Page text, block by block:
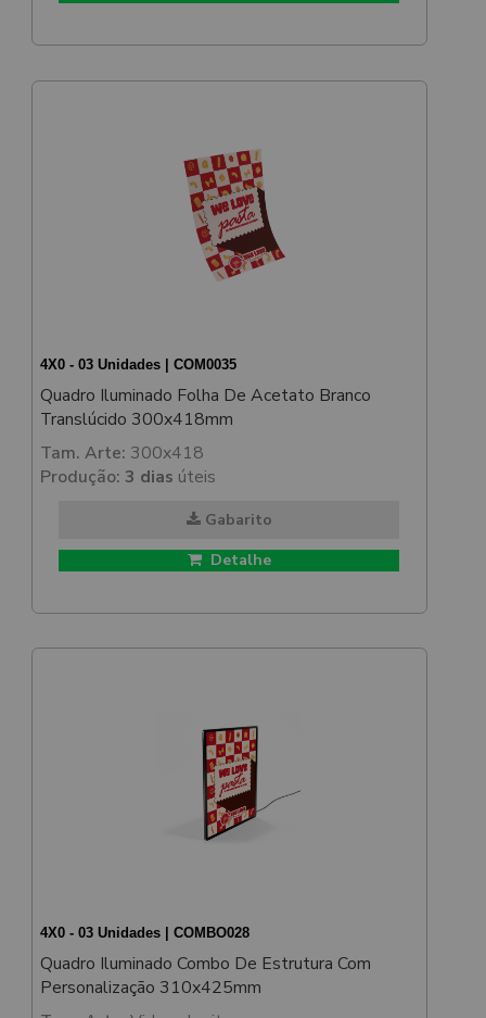
4X0 - 03 Unidades | COM0035
Quadro Iluminado Folha De Acetato Branco
Translúcido 300x418mm
Tam. Arte: 300x418
Produção: 3 dias úteis
Gabarito
Detalhe
4X0 - 03 Unidades | COMBO028
Quadro Iluminado Combo De Estrutura Com
Personalização 310x425mm